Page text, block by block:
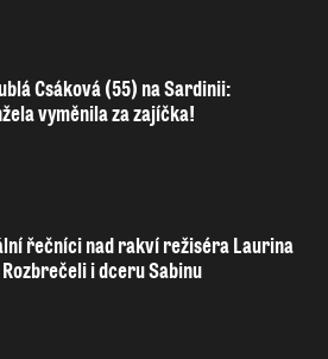
Csáková (55) na Sardinii:
vyměnila za zajíčka!
řečníci nad rakví režiséra Laurina
i dceru Sabinu